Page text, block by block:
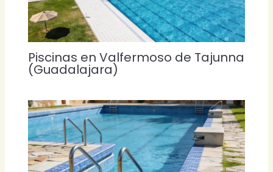
Piscinas en Valfermoso de Tajunna
(Guadalajara)